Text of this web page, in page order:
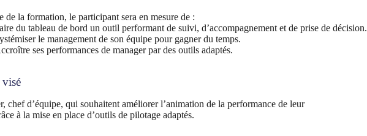
de la formation, le participant sera en mesure de :
du tableau de bord un outil performant de suivi, d’accompagnement et de prise de décision.
le management de son équipe pour gagner du temps.
ses performances de manager par des outils adaptés.
chef d’équipe, qui souhaitent améliorer l’animation de la performance de leur
à la mise en place d’outils de pilotage adaptés.